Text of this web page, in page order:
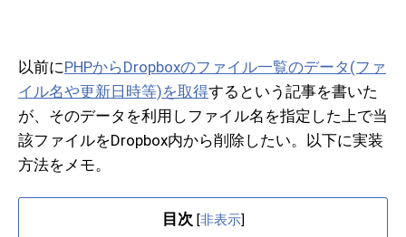
以前にPHPからDropboxのファイル一覧のデータ(ファ
イル名や更新日時等)を取得するという記事を書いた
が、そのデータを利用しファイル名を指定した上で当
該ファイルをDropbox内から削除したい。以下に実装
方法をメモ。
目次 [非表示]